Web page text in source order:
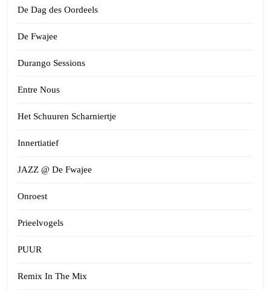
De Dag des Oordeels
De Fwajee
Durango Sessions
Entre Nous
Het Schuuren Scharniertje
Innertiatief
JAZZ @ De Fwajee
Onroest
Prieelvogels
PUUR
Remix In The Mix